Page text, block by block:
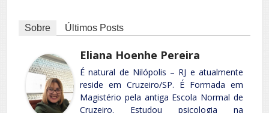
Sobre Últimos Posts
Eliana Hoenhe Pereira
É natural de Nilópolis – RJ e atualmente
reside em Cruzeiro/SP. É Formada em
Magistério pela antiga Escola Normal de
Cruzeiro. Estudou psicologia na